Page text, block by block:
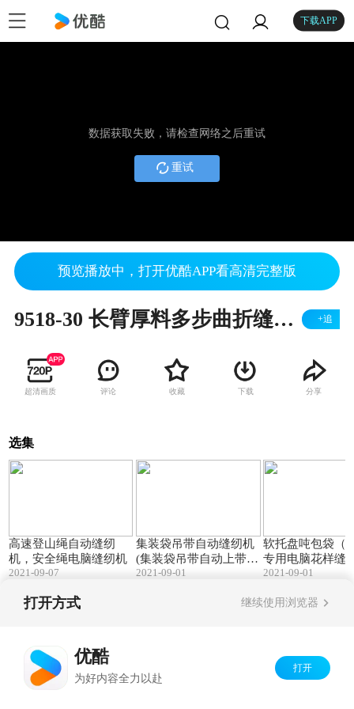
下载APP
数据获取失败，请检查网络之后重试
重试
预览播放中，打开优酷APP看高清完整版
9518-30 长臂厚料多步曲折缝风帆缝纫机 （人字车） +追
超清画质 评论 收藏 下载 分享
选集
高速登山绳自动缝纫
机，安全绳电脑缝纫机
2021-09-07
集装袋吊带自动缝纫机
(集装袋吊带自动上带缝
纫机)
2021-09-01
软托盘吨包袋（
专用电脑花样缝
2021-09-01
打开方式 继续使用浏览器
优酷
为好内容全力以赴
打开